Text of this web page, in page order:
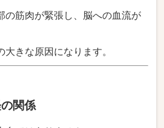
の筋肉が緊張し、脳への血流が
きな原因になります。
関係